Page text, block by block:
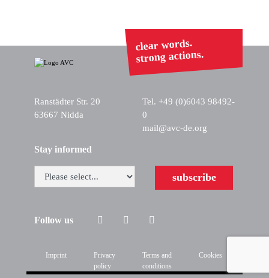
clear words.
strong actions.
Ranstädter Str. 20
63667 Nidda
Tel. +49 (0)6043 98492-
0
mail@avc-de.org
Stay informed
subscribe
Follow us
Imprint
Privacy
policy
Terms and
conditions
Cookies